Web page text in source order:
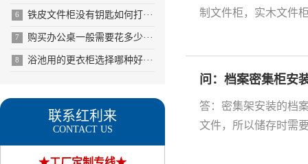
6 铁皮文件柜没有钥匙如何打···
7 购买办公桌一般需要花多少···
8 浴池用的更衣柜选择哪种好···
联系红利来
CONTACT US
制文件柜，实木文件
问：档案密集柜安
答：密集架安装的档
文件，所以储存时需